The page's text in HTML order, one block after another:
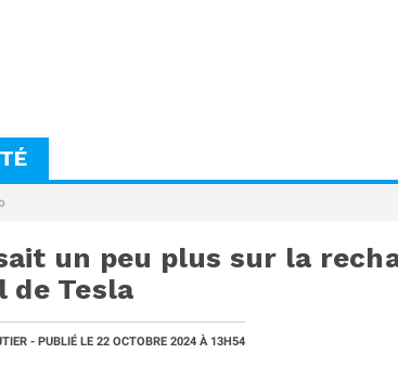
un peu plus sur la
de Tesla
- PUBLIÉ LE 22 OCTOBRE 2024 À 13H54